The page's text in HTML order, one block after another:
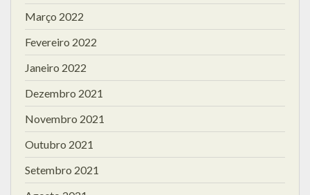
Março 2022
Fevereiro 2022
Janeiro 2022
Dezembro 2021
Novembro 2021
Outubro 2021
Setembro 2021